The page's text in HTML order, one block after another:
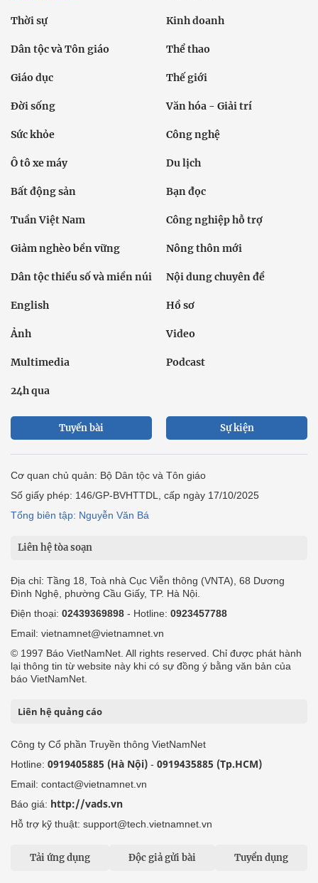
Thời sự Kinh doanh
Dân tộc và Tôn giáo Thể thao
Giáo dục Thế giới
Đời sống Văn hóa - Giải trí
Sức khỏe Công nghệ
Ô tô xe máy Du lịch
Bất động sản Bạn đọc
Tuần Việt Nam Công nghiệp hỗ trợ
Giảm nghèo bền vững Nông thôn mới
Dân tộc thiểu số và miền núi Nội dung chuyên đề
English Hồ sơ
Ảnh Video
Multimedia Podcast
24h qua
Tuyến bài Sự kiện
Cơ quan chủ quản: Bộ Dân tộc và Tôn giáo
Số giấy phép: 146/GP-BVHTTDL, cấp ngày 17/10/2025
Tổng biên tập: Nguyễn Văn Bá
Liên hệ tòa soạn
Địa chỉ: Tầng 18, Toà nhà Cục Viễn thông (VNTA), 68 Dương
Đình Nghệ, phường Cầu Giấy, TP. Hà Nội.
Điện thoại: 02439369898 - Hotline: 0923457788
Email: vietnamnet@vietnamnet.vn
© 1997 Báo VietNamNet. All rights reserved. Chỉ được phát hành
lại thông tin từ website này khi có sự đồng ý bằng văn bản của
báo VietNamNet.
Liên hệ quảng cáo
Công ty Cổ phần Truyền thông VietNamNet
Hotline: 0919405885 (Hà Nội) - 0919435885 (Tp.HCM)
Email: contact@vietnamnet.vn
Báo giá: http://vads.vn
Hỗ trợ kỹ thuật: support@tech.vietnamnet.vn
Tải ứng dụng Độc giả gửi bài Tuyển dụng